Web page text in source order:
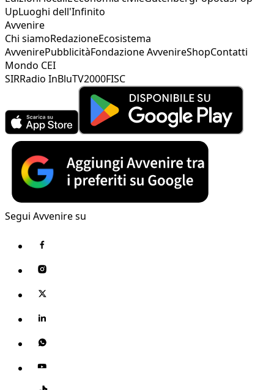
UpLuoghi dell'Infinito
Avvenire
Chi siamoRedazioneEcosistema
AvvenirePubblicitàFondazione AvvenireShopContatti
Mondo CEI
SIRRadio InBluTV2000FISC
Segui Avvenire su